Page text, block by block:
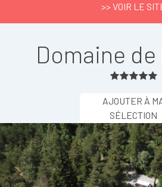
>> VOIR LE
Domaine de
AJOUTER À
SÉLECTION